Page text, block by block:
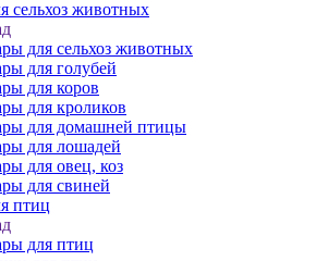
сельхоз животных
для сельхоз животных
для голубей
для коров
для кроликов
для домашней птицы
для лошадей
для овец, коз
для свиней
птиц
для птиц